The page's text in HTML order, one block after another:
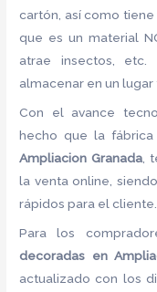
cartón, así como
que es un material
atrae insectos, etc.
almacenar en un
Con el avance
hecho que la
Ampliacion Granada ,
la venta online,
rápidos para el cliente.
Para los
decoradas en
actualizado con los